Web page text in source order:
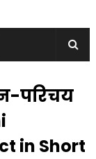
परिचय
in Short